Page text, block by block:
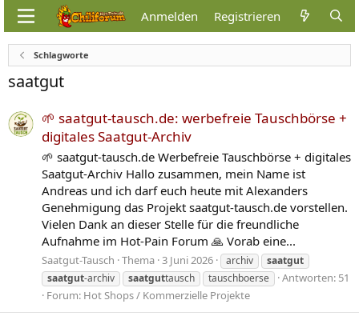
Anmelden Registrieren
Schlagworte
saatgut
🌱 saatgut-tausch.de: werbefreie Tauschbörse +
digitales Saatgut-Archiv
🌱 saatgut-tausch.de Werbefreie Tauschbörse + digitales
Saatgut-Archiv Hallo zusammen, mein Name ist
Andreas und ich darf euch heute mit Alexanders
Genehmigung das Projekt saatgut-tausch.de vorstellen.
Vielen Dank an dieser Stelle für die freundliche
Aufnahme im Hot-Pain Forum 🙏 Vorab eine...
Saatgut-Tausch Thema 3 Juni 2026 archiv
saatgut
saatgut-archiv saatguttausch tauschboerse
Antworten: 51
Forum: Hot Shops / Kommerzielle Projekte